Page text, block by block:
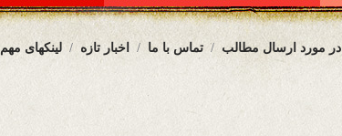
لینکهای مهم اخبار تازه تماس با ما در مورد ارسال مطالب